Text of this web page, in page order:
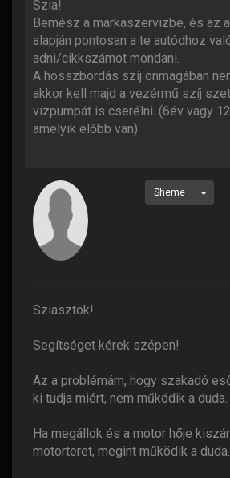
Szia!
Bemész a márkaszervizbe, és az
alapján pontosan a te autódhoz
adni/cikkszámot mondani.
A hosszbordás szíj önmagában
akkor kell majd a vezérmű szíj
vízpumpát is cserélni. (6év vagy
amelyik előbb van)
Sheme
Sziasztok!
Segítséget kérek szépen!
Az a problémám, hogy szakadó
ki tudja miért, nem működik a duda.
Ha megállok és a motor hője
motorteret, megint működik a duda.